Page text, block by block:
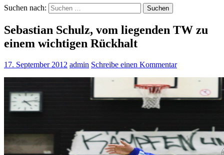
Suchen nach:
Sebastian Schulz, vom liegenden TW zu
einem wichtigen Rückhalt
17. September 2012 admin Schreibe einen Kommentar